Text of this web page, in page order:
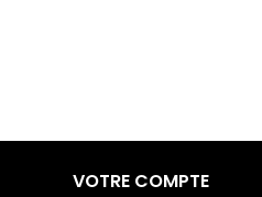
VOTRE COMPTE